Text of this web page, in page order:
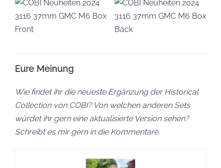
Eure Meinung
Wie findet ihr die neueste Ergänzung der Historical
Collection von COBI? Von welchen anderen Sets
würdet ihr gern eine aktualisierte Version sehen?
Schreibt es mir gern in die Kommentare.